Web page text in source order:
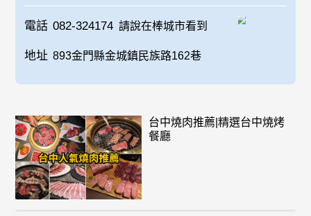
電話 082-324174 請說在棒城市看到
地址 893金門縣金城鎮民族路162巷
台中燒肉推薦|精選台中燒烤
餐廳